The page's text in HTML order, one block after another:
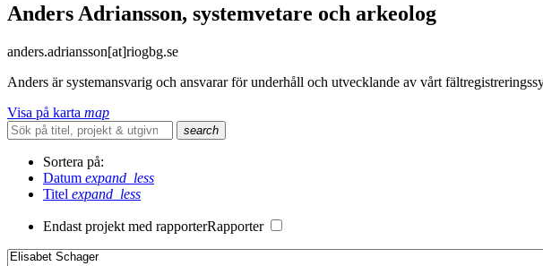
Anders Adriansson, systemvetare och arkeolog
anders.adriansson[at]riogbg.se
Anders är systemansvarig och ansvarar för underhåll och utvecklande av vårt
Visa på karta map
search
Sortera på:
Datum expand_less
Titel expand_less
Endast projekt med rapporterRapporter